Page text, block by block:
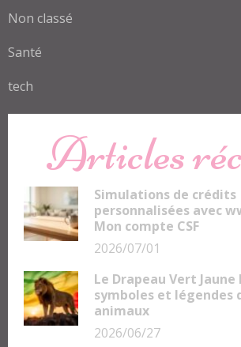
Non classé
Santé
tech
Articles
Simulations de crédits
personnalisées avec
Mon compte CSF
2026/07/01
Le Drapeau Vert Jaune
symboles et légendes
animaux
2026/06/27